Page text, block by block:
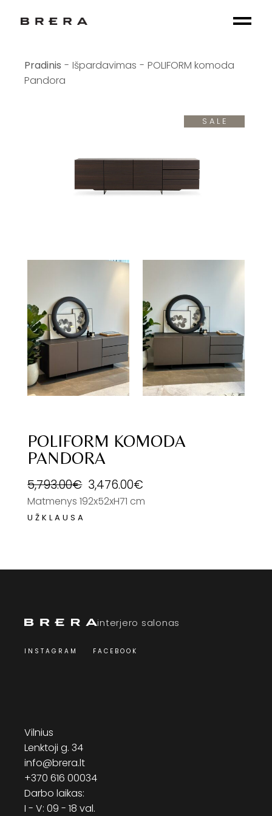
Išpardavimas
POLIFORM komoda
Pandora
SALE
POLIFORM KOMODA
PANDORA
5,793.00€ 3,476.00€
Matmenys 192x52xH71 cm
interjero salonas
INSTAGRAM FACEBOOK
Vilnius
Lenktoji g. 34
info@brera.lt
+370 616 00034
Darbo laikas:
I - V: 09 - 18 val.